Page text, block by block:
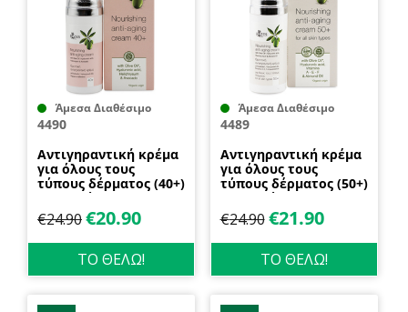
Άμεσα Διαθέσιμο
4490
Αντιγηραντική κρέμα
για όλους τους
τύπους δέρματος (40+)
με ελαιόλαδο,
υαλουρονικό οξύ,
ελίχρυσο & αβοκάντο
50ml Rizes Crete
€24.90€20.90
ΤΟ ΘΕΛΩ!
Άμεσα Διαθέσιμο
4489
Αντιγηραντική κρέμα
για όλους τους
τύπους δέρματος (50+)
με ελαιόλαδο,
υαλουρονικό οξύ,
αμυγδαλέλαιο &
βιταμίνες A. E. F 50ml
Rizes Crete
€24.90 €21.90
ΤΟ ΘΕΛΩ!